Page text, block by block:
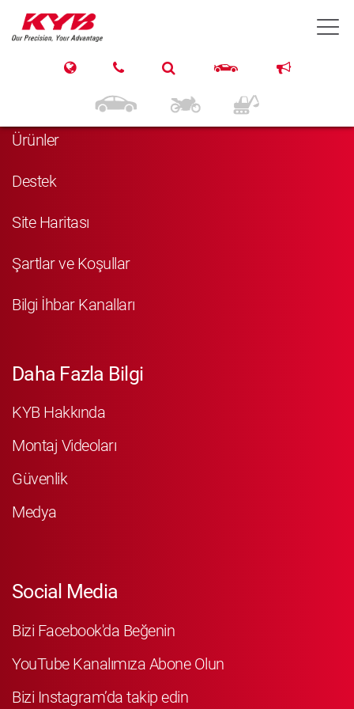
Navigasyon
Ürünler
Destek
Site Haritası
Şartlar ve Koşullar
Bilgi İhbar Kanalları
Daha Fazla Bilgi
KYB Hakkında
Montaj Videoları
Güvenlik
Medya
Social Media
Bizi Facebook'da Beğenin
YouTube Kanalımıza Abone Olun
Bizi Instagram’da takip edin